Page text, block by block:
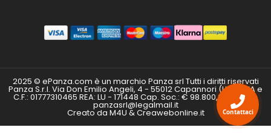
2025 © ePanza.com è un marchio Panza srl Tutti i diritti riservati
Panza S.r.l. Via Don Emilio Angeli, 4 - 55012 Capannori (LU) P.IVA e
C.F.: 01777310465 REA: LU - 171448 Cap. Soc.: € 98.800,00 i.v. PEC:
panzasrl@legalmail.it
Creato da M4U & Creawebonline.it Contattaci